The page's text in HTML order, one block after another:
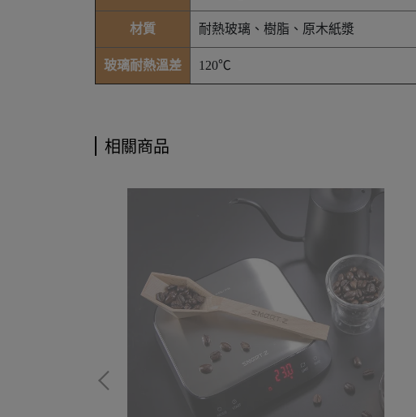
材質 耐熱玻璃、樹脂、原木紙漿
玻璃耐熱溫差 120℃
相關商品